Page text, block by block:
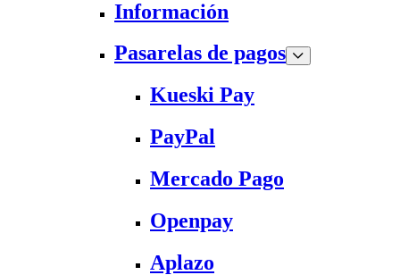
Información
Pasarelas de pagos
Kueski Pay
PayPal
Mercado Pago
Openpay
Aplazo